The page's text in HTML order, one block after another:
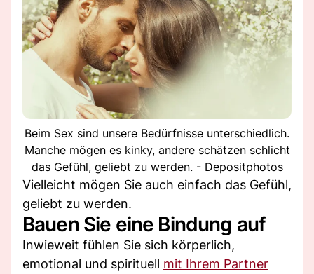
Beim Sex sind unsere Bedürfnisse unterschiedlich.
Manche mögen es kinky, andere schätzen schlicht
das Gefühl, geliebt zu werden. - Depositphotos
Vielleicht mögen Sie auch einfach das Gefühl,
geliebt zu werden.
Bauen Sie eine Bindung auf
Inwieweit fühlen Sie sich körperlich,
emotional und spirituell mit Ihrem Partner